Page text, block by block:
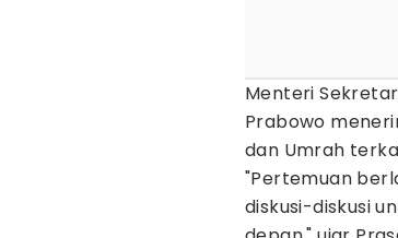
Menteri
Prabowo
dan Umrah
"Pertemuan
diskusi-diskusi